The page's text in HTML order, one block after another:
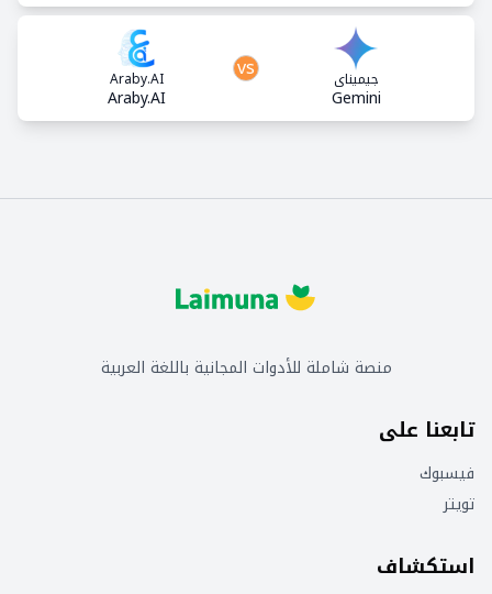
جيميناي
Gemini
Araby.AI
Araby.AI
vs
منصة شاملة للأدوات المجانية باللغة العربية
تابعنا على
فيسبوك
تويتر
استكشاف